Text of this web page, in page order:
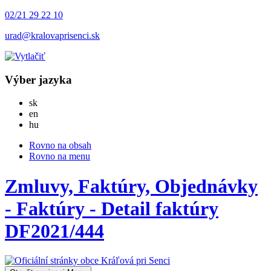
02/21 29 22 10
urad@kralovaprisenci.sk
Výber jazyka
skSlovensky
en
hu
Rovno na obsah
Rovno na menu
Zmluvy, Faktúry, Objednávky
- Faktúry - Detail faktúry
DF2021/444